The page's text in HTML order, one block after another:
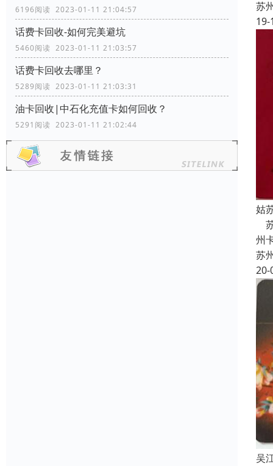
6196阅读 2023-01-11 21:04:57
话费卡回收-如何完美避坑
5460阅读 2023-01-11 21:03:57
话费卡回收去哪里？
5289阅读 2023-01-11 21:03:31
油卡回收|中石化充值卡如何回收？
5291阅读 2023-01-11 21:02:44
苏
19-
姑
州
苏
20-
吴